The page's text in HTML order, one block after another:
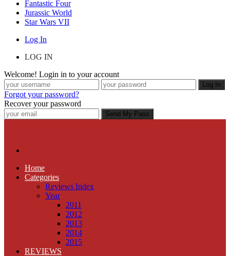
Fantastic Four
Jurassic World
Star Wars VII
Log In
LOG IN
Welcome! Login in to your account
Forgot your password?
Recover your password
Home
Categories
Reviews Index
Year
2011
2012
2013
2014
2015
REVIEWS